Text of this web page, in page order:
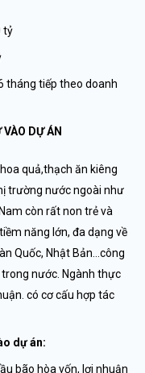
tỷ
tháng tiếp theo doanh
DỰ ÁN
quả,thạch ăn kiêng
trường nước ngoài như
còn rất non trẻ và
năng lớn, đa dạng về
Quốc, Nhật Bản…công
nước. Ngành thực
có cơ cấu hợp tác
dự án:
bão hòa vốn, lợi nhuận